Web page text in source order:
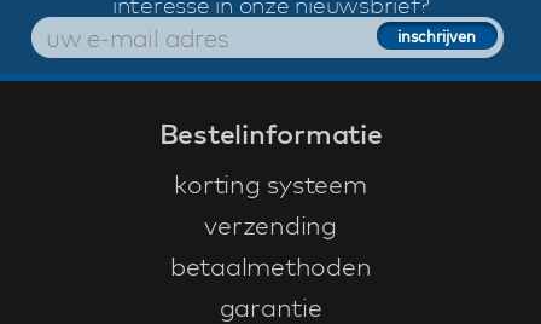
Bestelinformatie
korting systeem
verzending
betaalmethoden
garantie